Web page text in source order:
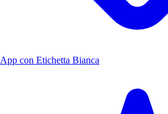
App con Etichetta Bianca